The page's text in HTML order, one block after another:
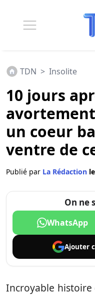
TDN > Insolite
10 jours
un coeur
ventre de
Publié par La Rédaction
On ne
WhatsApp
Ajouter
Incroyable histoire